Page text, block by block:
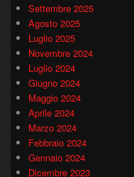
Settembre 2025
Agosto 2025
Luglio 2025
Novembre 2024
Luglio 2024
Giugno 2024
Maggio 2024
Aprile 2024
Marzo 2024
Febbraio 2024
Gennaio 2024
Dicembre 2023